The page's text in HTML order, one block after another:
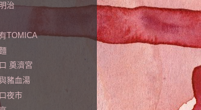
治
TOMICA
奠濟宮
豬血湯
夜市